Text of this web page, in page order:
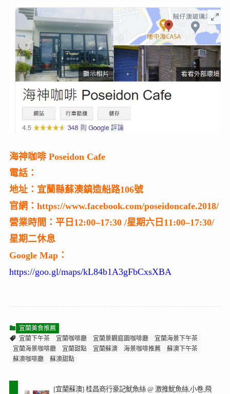
海神咖啡 Poseidon Cafe
電話：
地址：宜蘭縣蘇澳鎮造船路106號
官網：https://www.facebook.com/poseidoncafe.2018/
營業時間：平日12:00–17:30 /星期六日11:00–17:30/
星期二休息
Google Map：
https://goo.gl/maps/kL84b1A3gFbCxsXBA
宜蘭美食推薦
宜蘭下午茶
宜蘭咖啡廳 宜蘭景觀庭園咖啡廳
宜蘭海景下午茶
宜蘭海景咖啡廳
宜蘭甜點 宜蘭蘇澳 海景咖啡推薦
蘇澳下午茶
蘇澳咖啡廳
蘇澳甜點
[宜蘭蘇澳] 桂昌商行豪記魷魚絲 @ 激推魷魚絲,小卷,飛